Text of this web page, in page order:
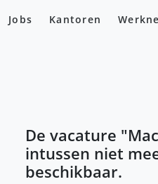
Jobs Kantoren
De vacature "
intussen niet
beschikbaar.